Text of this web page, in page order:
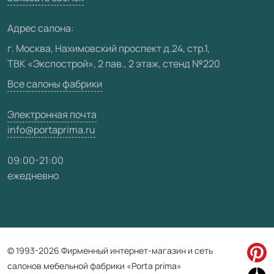
Карта сайта
Адрес салона:
г. Москва, Нахимовский проспект д.24, стр.1,
ТВК «Экспострой», 2 пав., 2 этаж, стенд №220
Все салоны фабрики
Электронная почта
info@portaprima.ru
09:00-21:00
ежедневно
© 1993-2026 Фирменный интернет-магазин и сеть
салонов мебельной фабрики «Porta prima»